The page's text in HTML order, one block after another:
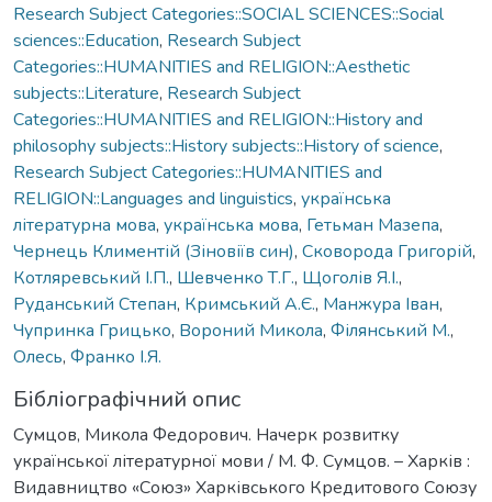
Research Subject Categories::SOCIAL SCIENCES::Social
sciences::Education, Research Subject
Categories::HUMANITIES and RELIGION::Aesthetic
subjects::Literature, Research Subject
Categories::HUMANITIES and RELIGION::History and
philosophy subjects::History subjects::History of science,
Research Subject Categories::HUMANITIES and
RELIGION::Languages and linguistics, українська
літературна мова, українська мова, Гетьман Мазепа,
Чернець Климентій (Зіновіїв син), Сковорода Григорій,
Котляревський І.П., Шевченко Т.Г., Щоголів Я.І.,
Руданський Степан, Кримський А.Є., Манжура Іван,
Чупринка Грицько, Вороний Микола, Філянський М.,
Олесь, Франко І.Я.
Бібліографічний опис
Сумцов, Микола Федорович. Начерк розвитку
української літературної мови / М. Ф. Сумцов. – Харків :
Видавництво «Союз» Харківського Кредитового Союзу